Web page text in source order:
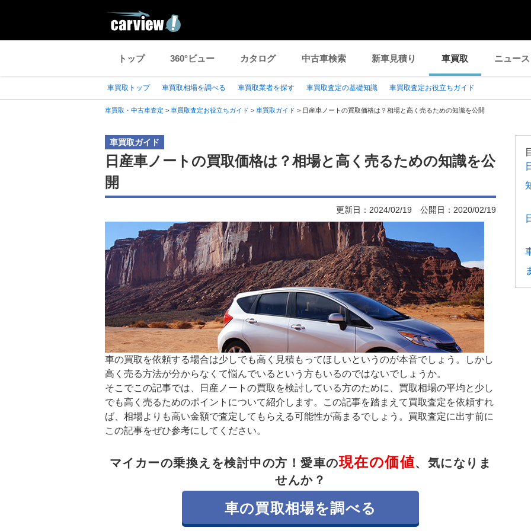
トップ 360°ビュー カタログ 中古車検索 新車見積り 車買取 ニュース
車買取トップ 車買取相場を調べる 車買取業者を探す 車買取査定の基礎知識 車買取査定お役立ちガイド
車買取・中古車査定 > 車買取査定お役立ちガイド > 車買取ガイド > 日産車ノートの買取価格は？相場と高く売るための知識を公開
車買取ガイド
日産車ノートの買取価格は？相場と高く売るための知識を公
開
公開日： 2020/02/19
更新日： 2024/02/19
車の買取を依頼する場合は少しでも高く見積もってほしいというのが本音でしょう。しかし
高く売る方法が分からなくて悩んでいるという方もいるのではないでしょうか。
そこでこの記事では、日産ノートの買取を検討している方のために、買取相場の平均と少し
でも高く売るためのポイントについて紹介します。この記事を踏まえて買取査定を依頼すれ
ば、相場よりも高い金額で査定してもらえる可能性が高まるでしょう。買取査定に出す前に
この記事をぜひ参考にしてください。
マイカーの乗換えを検討中の方！愛車の現在の価値、気になりま
せんか？
車の買取相場を調べる